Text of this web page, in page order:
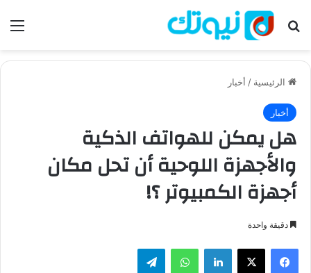
بحث عن
الرئيسية / أخبار
أخبار
هل يمكن للهواتف الذكية
والأجهزة اللوحية أن تحل مكان
أجهزة الكمبيوتر ؟!
دقيقة واحدة
فيسبوك لينكدإن واتساب